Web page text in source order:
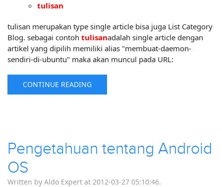
tulisan
tulisan merupakan type single article bisa juga List Category
Blog. sebagai contoh tulisanadalah single article dengan
artikel yang dipilih memiliki alias "membuat-daemon-
sendiri-di-ubuntu" maka akan muncul pada URL:
CONTINUE READING
Pengetahuan tentang Android
OS
Written by Aldo Expert at 2012-03-27 05:10:46.